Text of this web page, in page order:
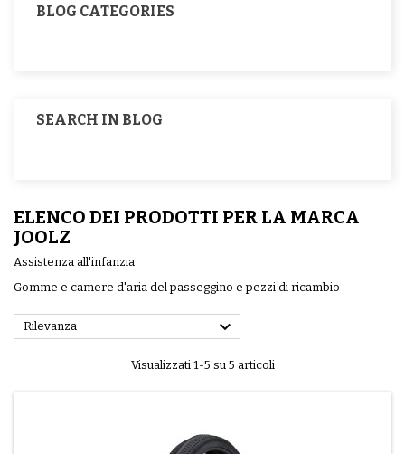
BLOG CATEGORIES
SEARCH IN BLOG
ELENCO DEI PRODOTTI PER LA MARCA
JOOLZ
Assistenza all'infanzia
Gomme e camere d'aria del passeggino e pezzi di ricambio
Rilevanza 
Visualizzati 1-5 su 5 articoli